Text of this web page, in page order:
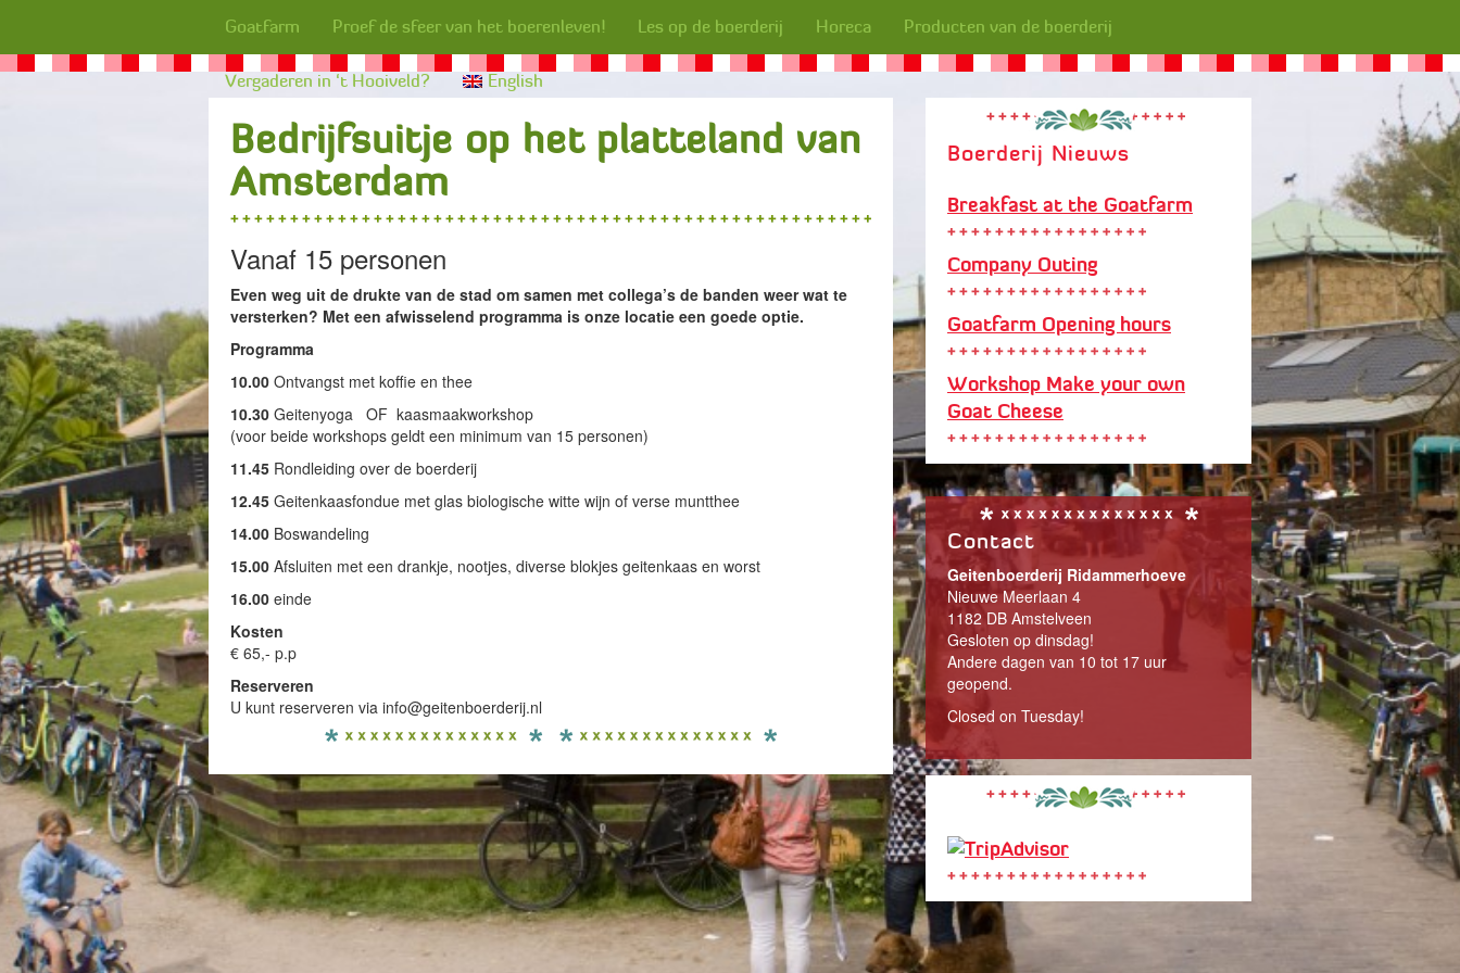
Goatfarm Proef de sfeer van het boerenleven! Les op de boerderij Horeca Producten van de boerderij
Vergaderen in ‘t Hooiveld? English
Bedrijfsuitje op het platteland van
Amsterdam
Vanaf 15 personen
Even weg uit de drukte van de stad om samen met collega’s de banden weer wat te
versterken? Met een afwisselend programma is onze locatie een goede optie.
Programma
10.00 Ontvangst met koffie en thee
10.30 Geitenyoga OF kaasmaakworkshop
(voor beide workshops geldt een minimum van 15 personen)
11.45 Rondleiding over de boerderij
12.45 Geitenkaasfondue met glas biologische witte wijn of verse muntthee
14.00 Boswandeling
15.00 Afsluiten met een drankje, nootjes, diverse blokjes geitenkaas en worst
16.00 einde
Kosten
€ 65,- p.p
Reserveren
U kunt reserveren via info@geitenboerderij.nl
Boerderij Nieuws
Breakfast at the Goatfarm
Company Outing
Goatfarm Opening hours
Workshop Make your own
Goat Cheese
Contact
Geitenboerderij Ridammerhoeve
Nieuwe Meerlaan 4
1182 DB Amstelveen
Gesloten op dinsdag!
Andere dagen van 10 tot 17 uur
geopend.
Closed on Tuesday!